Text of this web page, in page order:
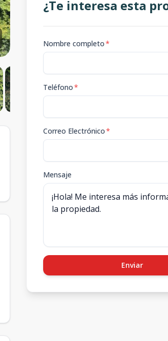
¿Te interesa esta
Nombre completo*
Teléfono*
Correo Electrónico*
Mensaje
Enviar